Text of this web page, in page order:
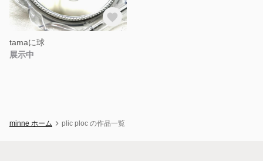
tamaに球
展示中
minne ホーム plic ploc の作品一覧